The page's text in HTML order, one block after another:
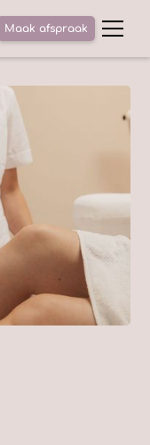
Maak afspraak